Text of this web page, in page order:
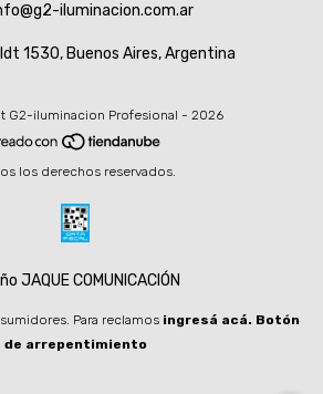
iluminacion.com.ar
1530, Buenos Aires, Argentina
G2-iluminacion Profesional - 2026
los derechos reservados.
JAQUE COMUNICACIÓN
Para reclamos ingresá acá. Botón
de arrepentimiento